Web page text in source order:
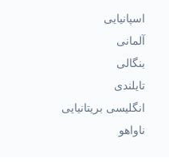
اسپانیایی
آلمانی
بنگالی
تایلندی
انگلیسی بریتانیایی
ناواهو